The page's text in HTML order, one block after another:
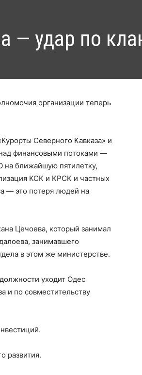
— удар по
организации теперь
Северного Кавказа» и
финансовыми потоками —
на ближайшую пятилетку,
КСК и КРСК и частных
— это потеря людей на
Цечоева, который занимал
занимавшего
в этом же министерстве.
уходит Одес
и по совместительству
развития.